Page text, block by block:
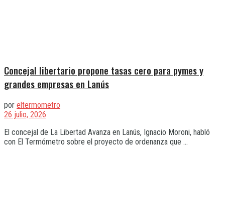
Concejal libertario propone tasas cero para pymes y
grandes empresas en Lanús
por eltermometro
26 julio, 2026
El concejal de La Libertad Avanza en Lanús, Ignacio Moroni, habló
con El Termómetro sobre el proyecto de ordenanza que ...